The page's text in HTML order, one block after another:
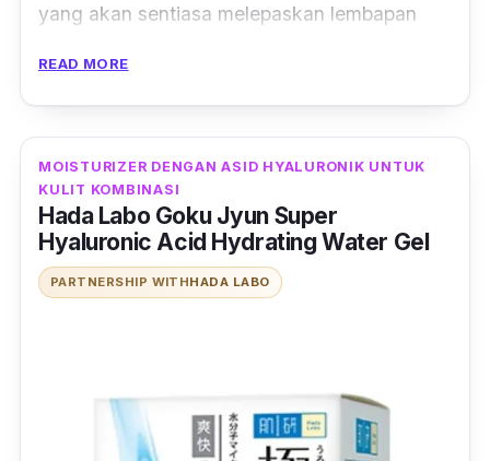
yang akan sentiasa melepaskan lembapan
kekal hidrasi
READ MORE
MOISTURIZER DENGAN ASID HYALURONIK UNTUK
KULIT KOMBINASI
Hada Labo Goku Jyun Super
Hyaluronic Acid Hydrating Water Gel
PARTNERSHIP WITHHADA LABO